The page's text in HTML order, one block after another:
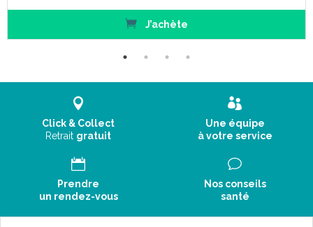
J’achète
Click & Collect
Retrait gratuit
Une équipe
à votre service
Prendre
un rendez-vous
Nos conseils
santé